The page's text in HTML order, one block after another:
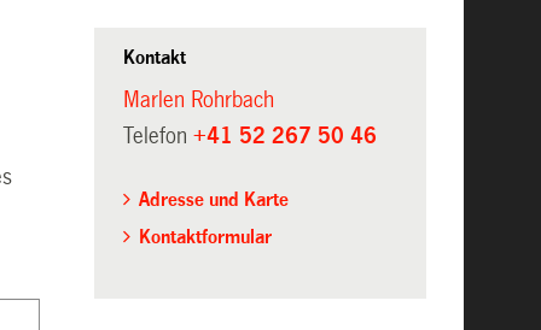
Kontakt
Marlen Rohrbach
Telefon +41 52 267 50 46
Adresse und Karte
Kontaktformular